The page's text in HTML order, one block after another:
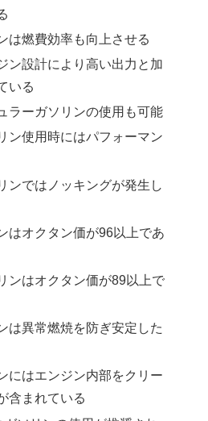
は燃費効率も向上させる
ン設計により高い出力と加
いる
ラーガソリンの使用も可能
ン使用時にはパフォーマン
ンではノッキングが発生し
はオクタン価が96以上であ
ンはオクタン価が89以上で
は異常燃焼を防ぎ安定した
にはエンジン内部をクリー
含まれている